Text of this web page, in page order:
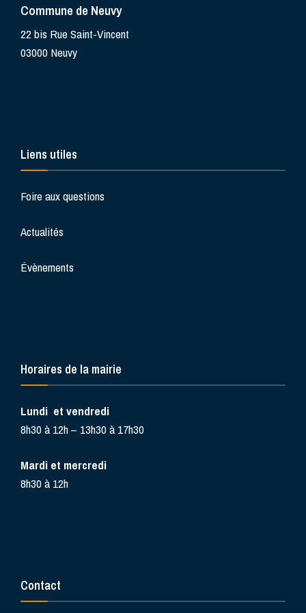
Commune de Neuvy
22 bis Rue Saint-Vincent
03000 Neuvy
Liens utiles
Foire aux questions
Actualités
Évènements
Horaires de la mairie
Lundi et vendredi
8h30 à 12h – 13h30 à 17h30
Mardi et mercredi
8h30 à 12h
Contact